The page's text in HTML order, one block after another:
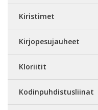
Kiristimet
Kirjopesujauheet
Kloriitit
Kodinpuhdistusliinat